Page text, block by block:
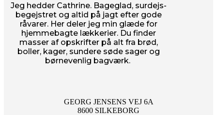
Jeg hedder Cathrine. Bageglad, surdejs-
begejstret og altid på jagt efter gode
råvarer. Her deler jeg min glæde for
hjemmebagte lækkerier. Du finder
masser af opskrifter på alt fra brød,
boller, kager, sundere søde sager og
børnevenlig bagværk.
GEORG JENSENS VEJ 6A
8600 SILKEBORG